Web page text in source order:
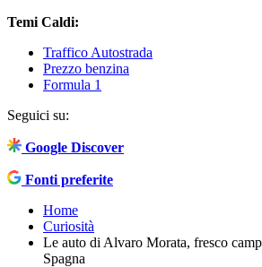
Temi Caldi:
Traffico Autostrada
Prezzo benzina
Formula 1
Seguici su:
Google Discover
Fonti preferite
Home
Curiosità
Le auto di Alvaro Morata, fresco
Spagna